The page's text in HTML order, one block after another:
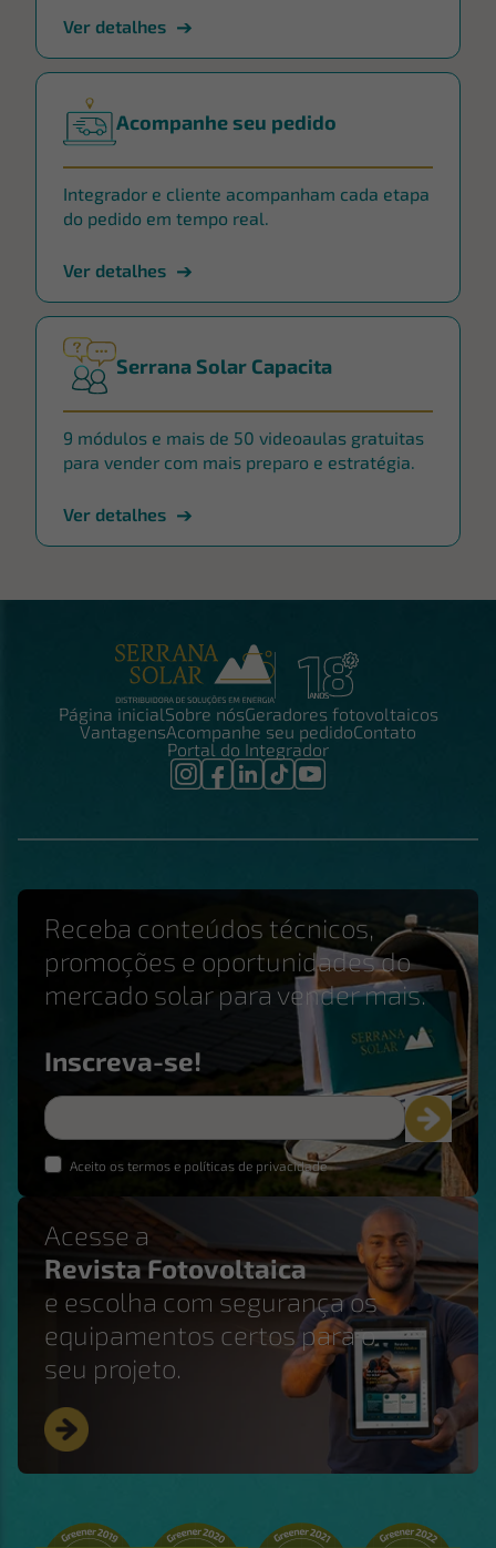
Ver detalhes
Acompanhe seu pedido
Integrador e cliente acompanham cada etapa
do pedido em tempo real.
Ver detalhes
Serrana Solar Capacita
9 módulos e mais de 50 videoaulas gratuitas
para vender com mais preparo e estratégia.
Ver detalhes
Página inicialSobre nósGeradores fotovoltaicos
VantagensAcompanhe seu pedidoContato
Portal do Integrador
Receba conteúdos técnicos,
promoções e oportunidades do
mercado solar para vender mais.
Inscreva-se!
Aceito os termos e políticas de privacidade
Acesse a
Revista Fotovoltaica
e escolha com segurança os
equipamentos certos para o
seu projeto.